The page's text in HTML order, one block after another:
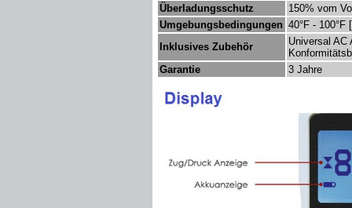
Überladungsschutz
150% vom
Umgebungsbedingungen 40°F - 100°F
Inklusives Zubehör
Universal AC
Garantie
3 Jahre